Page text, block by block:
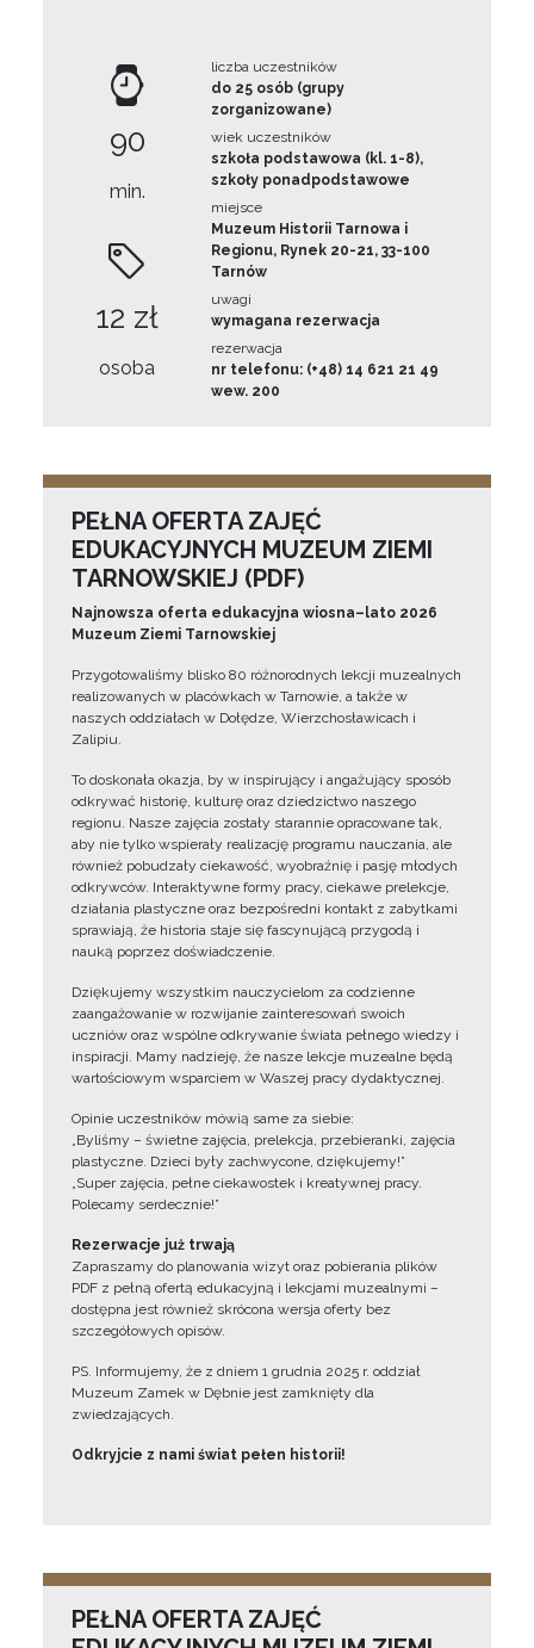
90
min.
12 zł
osoba
liczba uczestników
do 25 osób (grupy
zorganizowane)
wiek uczestników
szkoła podstawowa (kl. 1-8),
szkoły ponadpodstawowe
miejsce
Muzeum Historii Tarnowa i
Regionu, Rynek 20-21, 33-100
Tarnów
uwagi
wymagana rezerwacja
rezerwacja
nr telefonu: (+48) 14 621 21 49
wew. 200
PEŁNA OFERTA ZAJĘĆ
EDUKACYJNYCH MUZEUM ZIEMI
TARNOWSKIEJ (PDF)
Najnowsza oferta edukacyjna wiosna–lato 2026
Muzeum Ziemi Tarnowskiej
Przygotowaliśmy blisko 80 różnorodnych lekcji muzealnych
realizowanych w placówkach w Tarnowie, a także w
naszych oddziałach w Dołędze, Wierzchosławicach i
Zalipiu.
To doskonała okazja, by w inspirujący i angażujący sposób
odkrywać historię, kulturę oraz dziedzictwo naszego
regionu. Nasze zajęcia zostały starannie opracowane tak,
aby nie tylko wspierały realizację programu nauczania, ale
również pobudzały ciekawość, wyobraźnię i pasję młodych
odkrywców. Interaktywne formy pracy, ciekawe prelekcje,
działania plastyczne oraz bezpośredni kontakt z zabytkami
sprawiają, że historia staje się fascynującą przygodą i
nauką poprzez doświadczenie.
Dziękujemy wszystkim nauczycielom za codzienne
zaangażowanie w rozwijanie zainteresowań swoich
uczniów oraz wspólne odkrywanie świata pełnego wiedzy i
inspiracji. Mamy nadzieję, że nasze lekcje muzealne będą
wartościowym wsparciem w Waszej pracy dydaktycznej.
Opinie uczestników mówią same za siebie:
„Byliśmy – świetne zajęcia, prelekcja, przebieranki, zajęcia
plastyczne. Dzieci były zachwycone, dziękujemy!”
„Super zajęcia, pełne ciekawostek i kreatywnej pracy.
Polecamy serdecznie!”
Rezerwacje już trwają
Zapraszamy do planowania wizyt oraz pobierania plików
PDF z pełną ofertą edukacyjną i lekcjami muzealnymi –
dostępna jest również skrócona wersja oferty bez
szczegółowych opisów.
PS. Informujemy, że z dniem 1 grudnia 2025 r. oddział
Muzeum Zamek w Dębnie jest zamknięty dla
zwiedzających.
Odkryjcie z nami świat pełen historii!
PEŁNA OFERTA ZAJĘĆ